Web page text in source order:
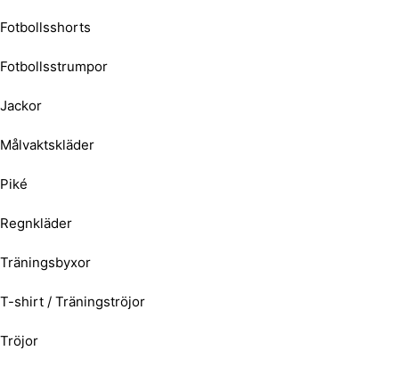
Fotbollsshorts
Fotbollsstrumpor
Jackor
Målvaktskläder
Piké
Regnkläder
Träningsbyxor
T-shirt / Träningströjor
Tröjor